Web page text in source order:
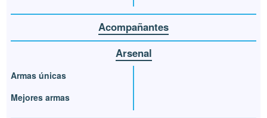
Acompañantes
Arsenal
Armas únicas
Mejores armas